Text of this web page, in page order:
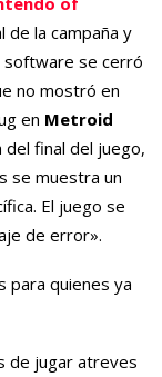
de la campaña y
software se cerró
no mostró en
en Metroid
del final del juego,
se muestra un
El juego se
de error».
para quienes ya
de jugar atreves